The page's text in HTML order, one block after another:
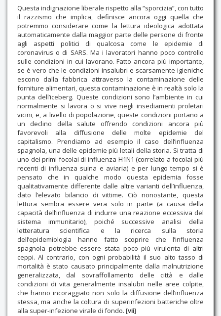
Questa indignazione liberale rispetto alla “sporcizia”, con tutto
il razzismo che implica, definisce ancora oggi quella che
potremmo considerare come la lettura ideologica adottata
automaticamente dalla maggior parte delle persone di fronte
agli aspetti politici di qualcosa come le epidemie di
coronavirus o di SARS. Ma i lavoratori hanno poco controllo
sulle condizioni in cui lavorano. Fatto ancora più importante,
se è vero che le condizioni insalubri e scarsamente igieniche
escono dalla fabbrica attraverso la contaminazione delle
forniture alimentari, questa contaminazione è in realtà solo la
punta dell’iceberg. Queste condizioni sono l’ambiente in cui
normalmente si lavora o si vive negli insediamenti proletari
vicini, e, a livello di popolazione, queste condizioni portano a
un declino della salute offrendo condizioni ancora più
favorevoli alla diffusione delle molte epidemie del
capitalismo. Prendiamo ad esempio il caso dell’influenza
spagnola, una delle epidemie più letali della storia. Si tratta di
uno dei primi focolai di influenza H1N1 (correlato a focolai più
recenti di influenza suina e aviaria) e per lungo tempo si è
pensato che in qualche modo questa epidemia fosse
qualitativamente differente dalle altre varianti dell’influenza,
dato l’elevato bilancio di vittime. Ciò nonostante, questa
lettura sembra essere vera solo in parte (a causa della
capacità dell’influenza di indurre una reazione eccessiva del
sistema immunitario), poiché successive analisi della
letteratura scientifica e la ricerca sulla storia
dell’epidemiologia hanno fatto scoprire che l’influenza
spagnola potrebbe essere stata poco più virulenta di altri
ceppi. Al contrario, con ogni probabilità il suo alto tasso di
mortalità è stato causato principalmente dalla malnutrizione
generalizzata, dal sovraffollamento delle città e dalle
condizioni di vita generalmente insalubri nelle aree colpite,
che hanno incoraggiato non solo la diffusione dell’influenza
stessa, ma anche la coltura di superinfezioni batteriche oltre
alla super-infezione virale di fondo. [vii]